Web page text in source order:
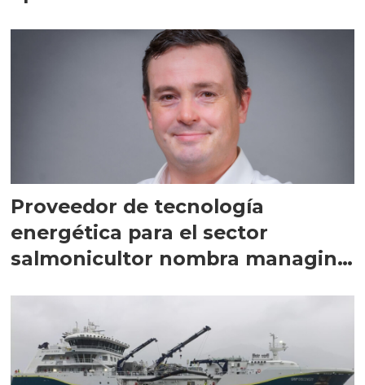
Proveedor de tecnología
energética para el sector
salmonicultor nombra managing